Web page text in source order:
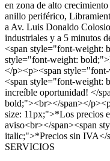
en zona de alto
anillo periférico,
a Av. Luis Donaldo
industriales y a 5 minutos
<span style="font-weight:
style="font-weight:
</p><p><span
<span style="font-weight:
increíble oportunidad! </
bold;"><br></span></
size: 11px;">*Los precios
aviso<br></span><span
italic;">*Precios sin IVA</
SERVICIOS